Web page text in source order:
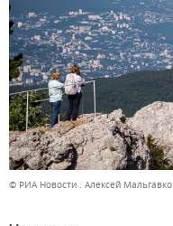
© РИА Новости . Алексей Мальгавко